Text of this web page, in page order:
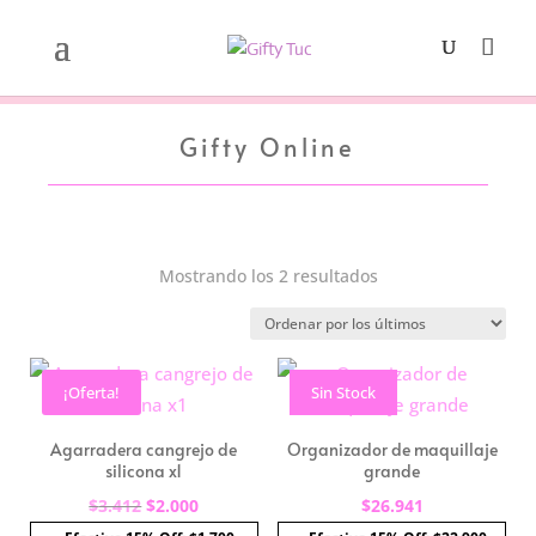
Gifty Online
Mostrando los 2 resultadosOrdenado
los
últimos
¡Oferta!
Agarradera cangrejo de
silicona x1
$3.412El
$2.000El
Sin Stock
Organizador de maquillaje
grande
$26.941